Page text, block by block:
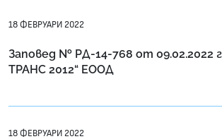
18 ФЕВРУАРИ 2022
Заповед № РД-14-768 от 09.02.2022
ТРАНС 2012“ ЕООД
18 ФЕВРУАРИ 2022